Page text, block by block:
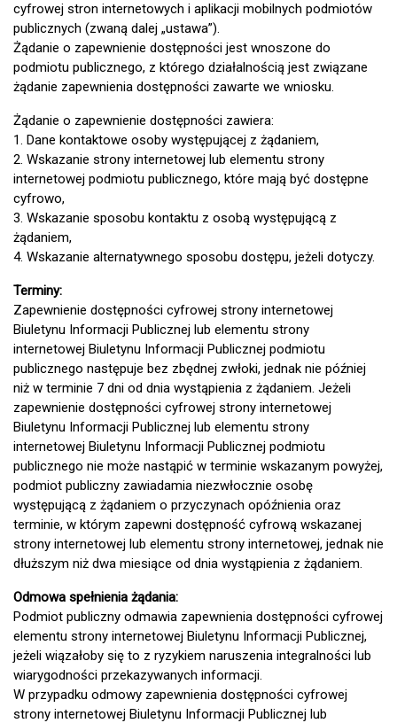
cyfrowej stron internetowych i aplikacji mobilnych podmiotów
publicznych (zwaną dalej „ustawa”).
Żądanie o zapewnienie dostępności jest wnoszone do
podmiotu publicznego, z którego działalnością jest związane
żądanie zapewnienia dostępności zawarte we wniosku.
Żądanie o zapewnienie dostępności zawiera:
1. Dane kontaktowe osoby występującej z żądaniem,
2. Wskazanie strony internetowej lub elementu strony
internetowej podmiotu publicznego, które mają być dostępne
cyfrowo,
3. Wskazanie sposobu kontaktu z osobą występującą z
żądaniem,
4. Wskazanie alternatywnego sposobu dostępu, jeżeli dotyczy.
Terminy:
Zapewnienie dostępności cyfrowej strony internetowej
Biuletynu Informacji Publicznej lub elementu strony
internetowej Biuletynu Informacji Publicznej podmiotu
publicznego następuje bez zbędnej zwłoki, jednak nie później
niż w terminie 7 dni od dnia wystąpienia z żądaniem. Jeżeli
zapewnienie dostępności cyfrowej strony internetowej
Biuletynu Informacji Publicznej lub elementu strony
internetowej Biuletynu Informacji Publicznej podmiotu
publicznego nie może nastąpić w terminie wskazanym powyżej,
podmiot publiczny zawiadamia niezwłocznie osobę
występującą z żądaniem o przyczynach opóźnienia oraz
terminie, w którym zapewni dostępność cyfrową wskazanej
strony internetowej lub elementu strony internetowej, jednak nie
dłuższym niż dwa miesiące od dnia wystąpienia z żądaniem.
Odmowa spełnienia żądania:
Podmiot publiczny odmawia zapewnienia dostępności cyfrowej
elementu strony internetowej Biuletynu Informacji Publicznej,
jeżeli wiązałoby się to z ryzykiem naruszenia integralności lub
wiarygodności przekazywanych informacji.
W przypadku odmowy zapewnienia dostępności cyfrowej
strony internetowej Biuletynu Informacji Publicznej lub